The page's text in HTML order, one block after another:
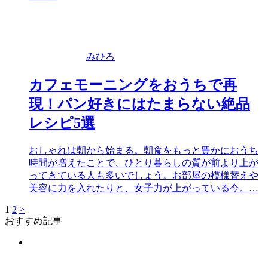
みひろ
カフェモーニングをおうちで再
現！パン好きにはたまらない絶品
レシピ5選
おしゃれは朝から始まる。朝食をもっと豊かにおうち
時間が増えたことで、ひとり暮らしの質が前より上が
ってきている人も多いでしょう。お部屋の模様替えや
美容に力を入れたりと、女子力が上がっている今。…
1 2 >
おすすめ記事